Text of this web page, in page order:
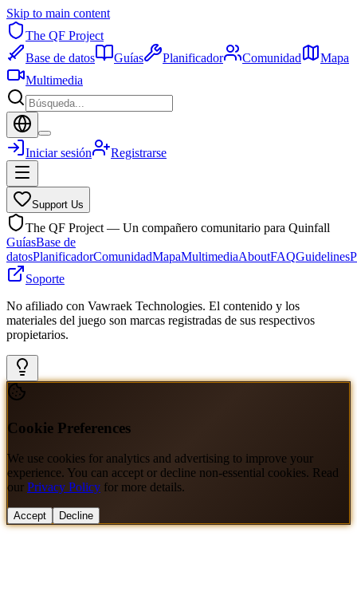
Skip to main content
The QF Project
Base de datos
Guías Planificador Comunidad
Mapa
Multimedia
Iniciar sesión Registrarse
Support Us
The QF Project — Un compañero comunitario para Quinfall
GuíasBase de
datosPlanificadorComunidadMapaMultimediaAboutFAQGuidelines
Soporte
No afiliado con Vawraek Technologies. El contenido y los
materiales del juego son marcas registradas de sus respectivos
propietarios.
Cookie Preferences
We use cookies for analytics and advertising to improve your
experience. You can accept or decline non-essential cookies. Read
our Privacy Policy for more details.
Accept Decline